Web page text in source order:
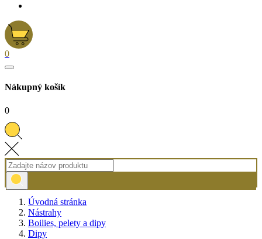
0
Nákupný košík
0
Úvodná stránka
Nástrahy
Boilies, pelety a dipy
Dipy